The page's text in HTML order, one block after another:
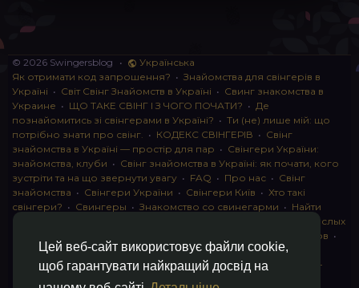
Цей веб-сайт використовує файли cookie,
щоб гарантувати найкращий досвід на
© 2026 Swingersblog •
Українська
Як отримати код запрошення? • Знайомства для свінгерів в
Україні • Світ Свінг Знайомств в Україні • Свинг знакомства в
Украине • ЩО ТАКЕ СВІНГ І З ЧОГО ПОЧАТИ? • Де
познайомитись зі свінгерами в Україні? • Ти (не) лише мій: що
потрібно знати про свінг. • КОДЕКС СВІНГЕРІВ • Свінг
знайомства в Україні — простір для пар • Свінгери України:
знайомства, клуби • Свінг знайомства в Україні: як почати, кого
зустріти та на що звернути увагу • FAQ • Про нас • Свінг
знайомства • Свінгери України • Свінгери Київ • Хто такі
свінгери? • Свингеры • Знакомство со свинегарми • Найти
instagram для взрослых
Клуб свингеров •
Конфіденційність• Правила• Партнерська програма
Свингеры •Свинг-пати•О свингерах откровенно
Свинг-
клуб: что это и как работает